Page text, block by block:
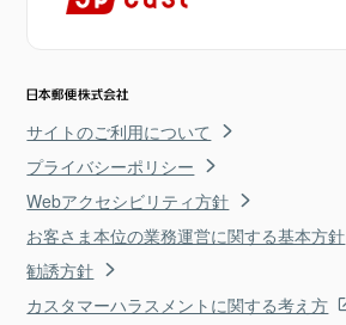
サイトのご利用について
プライバシーポリシー
Webアクセシビリティ方針
お客さま本位の業務運営に関する基本方針
勧誘方針
カスタマーハラスメントに関する考え方